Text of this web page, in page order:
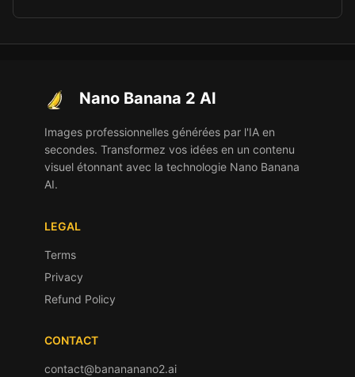
Nano Banana 2 AI
Images professionnelles générées par l'IA en
secondes. Transformez vos idées en un contenu
visuel étonnant avec la technologie Nano Banana
AI.
LEGAL
Terms
Privacy
Refund Policy
CONTACT
contact@banananano2.ai